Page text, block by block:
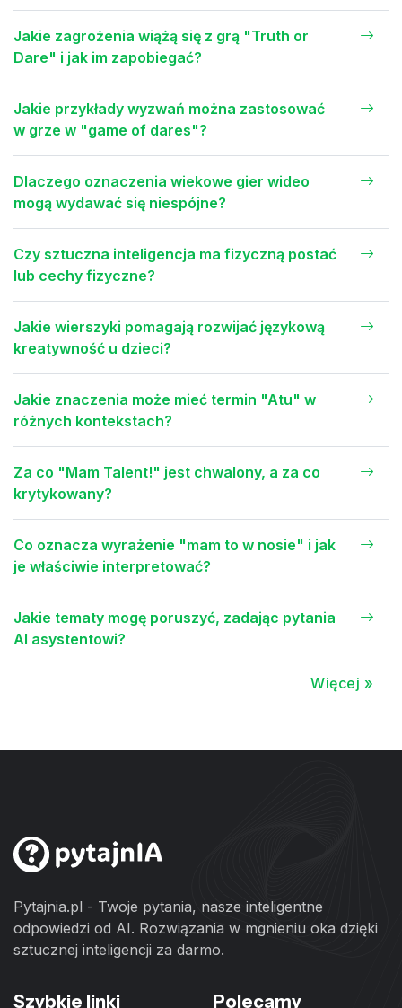
Jakie zagrożenia wiążą się z grą "Truth or
Dare" i jak im zapobiegać?
Jakie przykłady wyzwań można zastosować
w grze w "game of dares"?
Dlaczego oznaczenia wiekowe gier wideo
mogą wydawać się niespójne?
Czy sztuczna inteligencja ma fizyczną postać
lub cechy fizyczne?
Jakie wierszyki pomagają rozwijać językową
kreatywność u dzieci?
Jakie znaczenia może mieć termin "Atu" w
różnych kontekstach?
Za co "Mam Talent!" jest chwalony, a za co
krytykowany?
Co oznacza wyrażenie "mam to w nosie" i jak
je właściwie interpretować?
Jakie tematy mogę poruszyć, zadając pytania
AI asystentowi?
Więcej »
Pytajnia.pl - Twoje pytania, nasze inteligentne
odpowiedzi od AI. Rozwiązania w mgnieniu oka dzięki
sztucznej inteligencji za darmo.
Szybkie linki Polecamy